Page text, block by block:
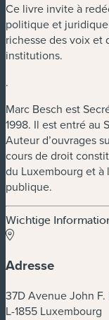
Ce livre invite à
politique et
richesse des voix et
institutions.
.
Marc Besch est
1998. Il est entré au
Auteur d’ouvrages
cours de droit
du Luxembourg et à
publique.
Wichtige
Adresse
37D Avenue John
L-1855 Luxembourg